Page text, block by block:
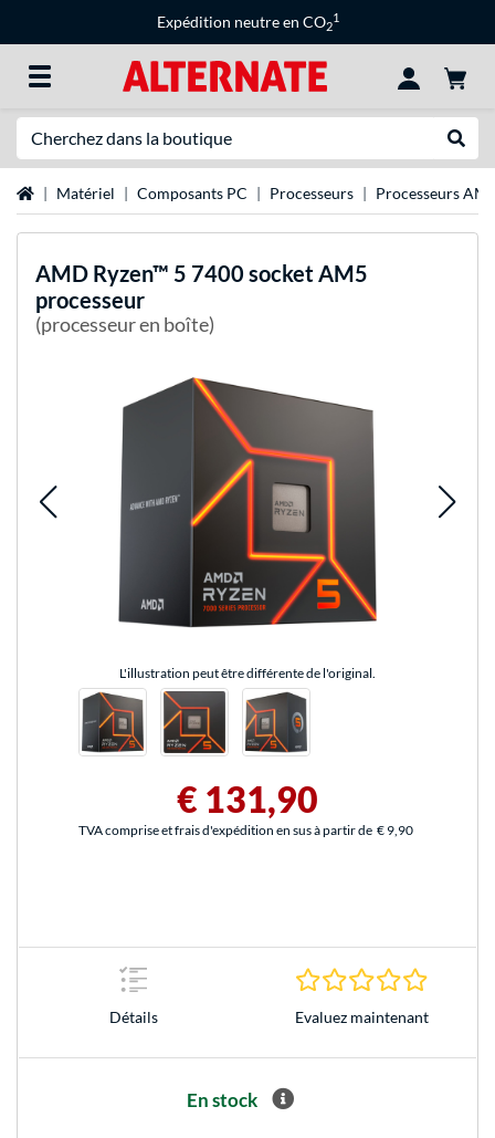
Expédition neutre en CO2
1
Page d'accueil
Matériel Composants PC Processeurs Processeurs
AMD Ryzen™ 5 7400 socket AM5
processeur
(processeur en boîte)
L'illustration peut être différente de l'original.
€ 131,90
TVA comprise et frais d'expédition en sus à partir de € 9,90
Détails Evaluez maintenant
En stock